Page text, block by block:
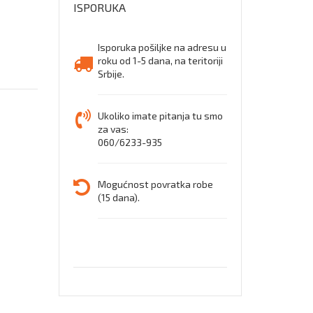
ISPORUKA
Isporuka pošiljke na adresu u
roku od 1-5 dana, na teritoriji
Srbije.
Ukoliko imate pitanja tu smo
za vas:
060/6233-935
Mogućnost povratka robe
(15 dana).